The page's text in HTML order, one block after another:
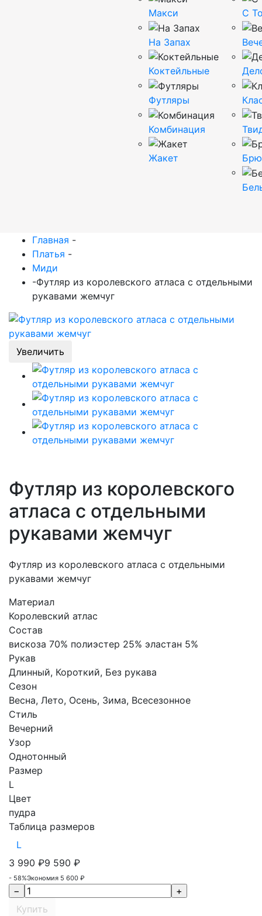
Макси
На Запах
Коктейльные
Футляры
Комбинация
Жакет
С
Главная -
Платья -
Миди
-Футляр из королевского атласа с отдельными
рукавами жемчуг
Увеличить
Футляр из королевского
атласа с отдельными
рукавами жемчуг
Футляр из королевского атласа с отдельными
рукавами жемчуг
Материал
Королевский атлас
Состав
вискоза 70% полиэстер 25% эластан 5%
Рукав
Длинный, Короткий, Без рукава
Сезон
Весна, Лето, Осень, Зима, Всесезонное
Стиль
Вечерний
Узор
Однотонный
Размер
L
Цвет
пудра
Таблица размеров
L
3 990 ₽9 590 ₽
- 58%Экономия 5 600 ₽